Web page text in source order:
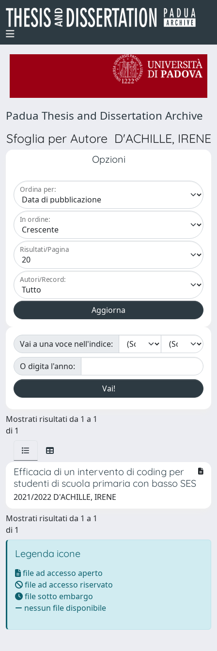
Padua Thesis and Dissertation Archive
Sfoglia per Autore D'ACHILLE, IRENE
Opzioni
Ordina per:
In ordine:
Risultati/Pagina
Autori/Record:
Vai a una voce nell'indice:
O digita l'anno:
Mostrati risultati da 1 a 1
di 1
Efficacia di un intervento di coding per
studenti di scuola primaria con basso SES
2021/2022 D'ACHILLE, IRENE
Mostrati risultati da 1 a 1
di 1
Legenda icone
file ad accesso aperto
file ad accesso riservato
file sotto embargo
nessun file disponibile